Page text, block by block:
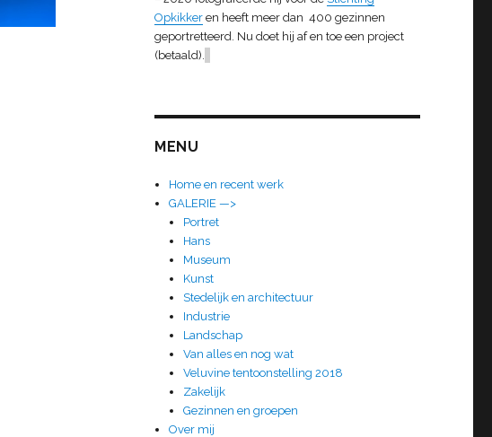
Opkikkeren heeft meer dan 400 gezinnen
geportretteerd. Nu doet hij af en toe een project
(betaald).
MENU
Home en recent werk
GALERIE —>
Portret
Hans
Museum
Kunst
Stedelijk en architectuur
Industrie
Landschap
Van alles en nog wat
Veluvine tentoonstelling 2018
Zakelijk
Gezinnen en groepen
Over mij